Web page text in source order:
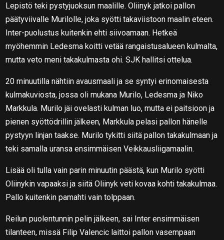
Lepistö teki pystyjuoksun maalille. Oliinyk jatkoi pallon
päätyviivalle Murilolle, joka syötti takaviistoon maalin eteen.
Inter-puolustus kuitenkin ehti siivoamaan. Hetkeä
myöhemmin Ledesma koitti vetää rangaistusalueen kulmalta,
mutta veto meni takakulmasta ohi. SJK hallitsi ottelua.
20 minuutilla nähtiin avausmaali ja se syntyi erinomaisesta
kulmakuviosta, jossa oli mukana Murilo, Ledesma ja Niko
Markkula. Murilo jäi ovelasti kulman luo, mutta ei paitsioon ja
pienen syöttödrillin jälkeen, Markkula pelasi pallon hänelle
pystyyn linjan taakse. Murilo tykitti siitä pallon takakulmaan ja
teki samalla uransa ensimmäisen Veikkausliigamaalin.
Lisää oli tulla vain parin minuutin päästä, kun Murilo syötti
Oliinykin vapaaksi ja siitä Oliinyk veti kovaa kohti takakulmaa.
Pallo kuitenkin pamahti vain tolppaan.
Reilun puolentunnin pelin jälkeen, sai Inter ensimmäisen
tilanteen, missä Filip Valencic laittoi pallon vasempaan